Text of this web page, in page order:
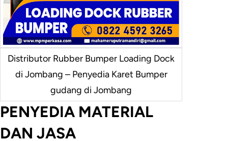
Distributor Rubber Bumper Loading Dock
di Jombang – Penyedia Karet Bumper
gudang di Jombang
PENYEDIA MATERIAL
DAN JASA